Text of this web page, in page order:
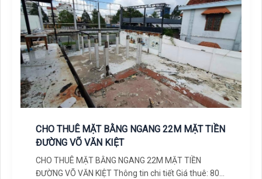
CHO THUÊ MẶT BẰNG NGANG 22M MẶT TIỀN
ĐƯỜNG VÕ VĂN KIỆT
CHO THUÊ MẶT BẰNG NGANG 22M MẶT TIỀN
ĐƯỜNG VÕ VĂN KIỆT Thông tin chi tiết Giá thuê: 80